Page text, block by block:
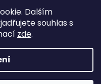
Dalším
souhlas s
zde.